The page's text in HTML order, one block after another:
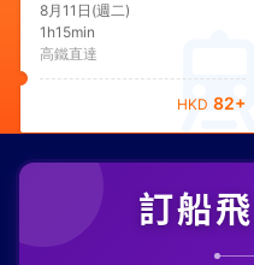
8月11日(週二)
1h15min
高鐵直達
HKD 82+
訂船飛